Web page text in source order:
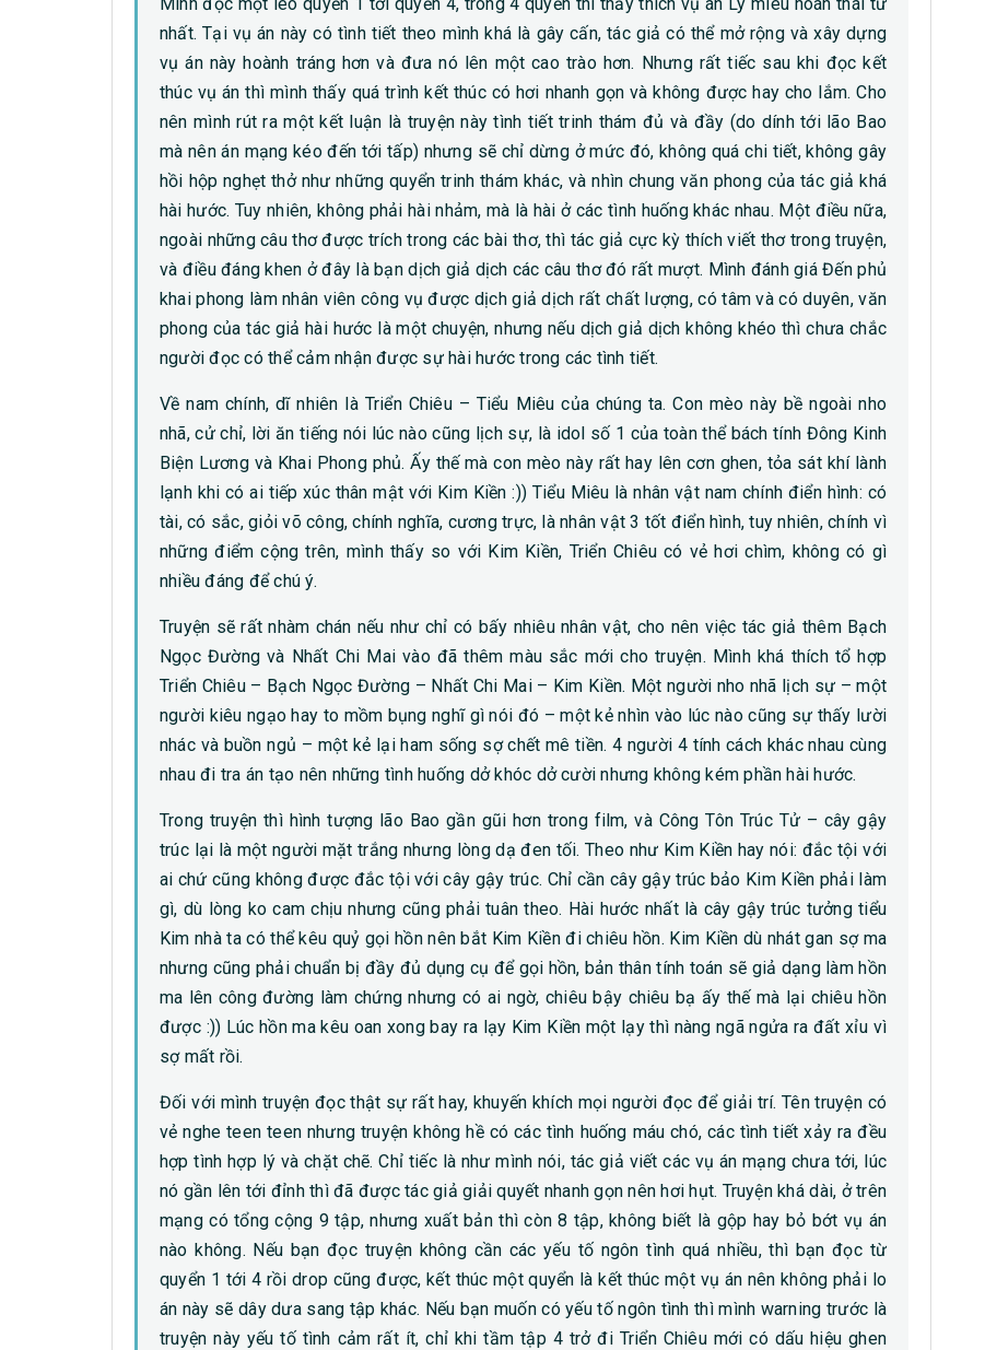
nhất. Tại vụ án này có tình tiết theo mình khá là gây cấn, tác giả có thể mở rộng và xây dựng
vụ án này hoành tráng hơn và đưa nó lên một cao trào hơn. Nhưng rất tiếc sau khi đọc kết
thúc vụ án thì mình thấy quá trình kết thúc có hơi nhanh gọn và không được hay cho lắm. Cho
nên mình rút ra một kết luận là truyện này tình tiết trinh thám đủ và đầy (do dính tới lão Bao
mà nên án mạng kéo đến tới tấp) nhưng sẽ chỉ dừng ở mức đó, không quá chi tiết, không gây
hồi hộp nghẹt thở như những quyển trinh thám khác, và nhìn chung văn phong của tác giả khá
hài hước. Tuy nhiên, không phải hài nhảm, mà là hài ở các tình huống khác nhau. Một điều nữa,
ngoài những câu thơ được trích trong các bài thơ, thì tác giả cực kỳ thích viết thơ trong truyện,
và điều đáng khen ở đây là bạn dịch giả dịch các câu thơ đó rất mượt. Mình đánh giá Đến phủ
khai phong làm nhân viên công vụ được dịch giả dịch rất chất lượng, có tâm và có duyên, văn
phong của tác giả hài hước là một chuyện, nhưng nếu dịch giả dịch không khéo thì chưa chắc
người đọc có thể cảm nhận được sự hài hước trong các tình tiết.
Về nam chính, dĩ nhiên là Triển Chiêu – Tiểu Miêu của chúng ta. Con mèo này bề ngoài nho
nhã, cử chỉ, lời ăn tiếng nói lúc nào cũng lịch sự, là idol số 1 của toàn thể bách tính Đông Kinh
Biện Lương và Khai Phong phủ. Ấy thế mà con mèo này rất hay lên cơn ghen, tỏa sát khí lành
lạnh khi có ai tiếp xúc thân mật với Kim Kiền :)) Tiểu Miêu là nhân vật nam chính điển hình: có
tài, có sắc, giỏi võ công, chính nghĩa, cương trực, là nhân vật 3 tốt điển hình, tuy nhiên, chính vì
những điểm cộng trên, mình thấy so với Kim Kiền, Triển Chiêu có vẻ hơi chìm, không có gì
nhiều đáng để chú ý.
Truyện sẽ rất nhàm chán nếu như chỉ có bấy nhiêu nhân vật, cho nên việc tác giả thêm Bạch
Ngọc Đường và Nhất Chi Mai vào đã thêm màu sắc mới cho truyện. Mình khá thích tổ hợp
Triển Chiêu – Bạch Ngọc Đường – Nhất Chi Mai – Kim Kiền. Một người nho nhã lịch sự – một
người kiêu ngạo hay to mồm bụng nghĩ gì nói đó – một kẻ nhìn vào lúc nào cũng sự thấy lười
nhác và buồn ngủ – một kẻ lại ham sống sợ chết mê tiền. 4 người 4 tính cách khác nhau cùng
nhau đi tra án tạo nên những tình huống dở khóc dở cười nhưng không kém phần hài hước.
Trong truyện thì hình tượng lão Bao gần gũi hơn trong film, và Công Tôn Trúc Tử – cây gậy
trúc lại là một người mặt trắng nhưng lòng dạ đen tối. Theo như Kim Kiền hay nói: đắc tội với
ai chứ cũng không được đắc tội với cây gậy trúc. Chỉ cần cây gậy trúc bảo Kim Kiền phải làm
gì, dù lòng ko cam chịu nhưng cũng phải tuân theo. Hài hước nhất là cây gậy trúc tưởng tiểu
Kim nhà ta có thể kêu quỷ gọi hồn nên bắt Kim Kiền đi chiêu hồn. Kim Kiền dù nhát gan sợ ma
nhưng cũng phải chuẩn bị đầy đủ dụng cụ để gọi hồn, bản thân tính toán sẽ giả dạng làm hồn
ma lên công đường làm chứng nhưng có ai ngờ, chiêu bậy chiêu bạ ấy thế mà lại chiêu hồn
được :)) Lúc hồn ma kêu oan xong bay ra lạy Kim Kiền một lạy thì nàng ngã ngửa ra đất xỉu vì
sợ mất rồi.
Đối với mình truyện đọc thật sự rất hay, khuyến khích mọi người đọc để giải trí. Tên truyện có
vẻ nghe teen teen nhưng truyện không hề có các tình huống máu chó, các tình tiết xảy ra đều
hợp tình hợp lý và chặt chẽ. Chỉ tiếc là như mình nói, tác giả viết các vụ án mạng chưa tới, lúc
nó gần lên tới đỉnh thì đã được tác giả giải quyết nhanh gọn nên hơi hụt. Truyện khá dài, ở trên
mạng có tổng cộng 9 tập, nhưng xuất bản thì còn 8 tập, không biết là gộp hay bỏ bớt vụ án
nào không. Nếu bạn đọc truyện không cần các yếu tố ngôn tình quá nhiều, thì bạn đọc từ
quyển 1 tới 4 rồi drop cũng được, kết thúc một quyển là kết thúc một vụ án nên không phải lo
án này sẽ dây dưa sang tập khác. Nếu bạn muốn có yếu tố ngôn tình thì mình warning trước là
truyện này yếu tố tình cảm rất ít, chỉ khi tầm tập 4 trở đi Triển Chiêu mới có dấu hiệu ghen